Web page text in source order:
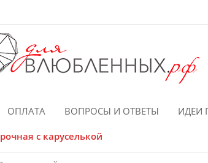
ОПЛАТА ВОПРОСЫ И ОТВЕТЫ ИДЕИ
с каруселькой